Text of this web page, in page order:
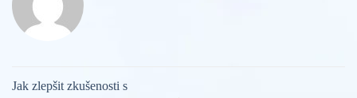
Jak zlepšit zkušenosti s